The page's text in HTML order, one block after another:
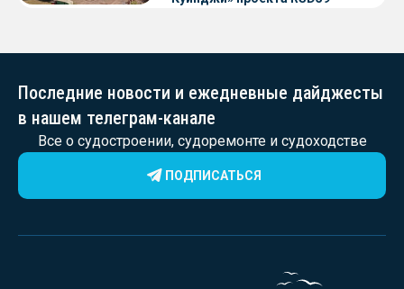
Последние новости и ежедневные дайджесты
в нашем телеграм-канале
Все о судостроении, судоремонте и судоходстве
ПОДПИСАТЬСЯ